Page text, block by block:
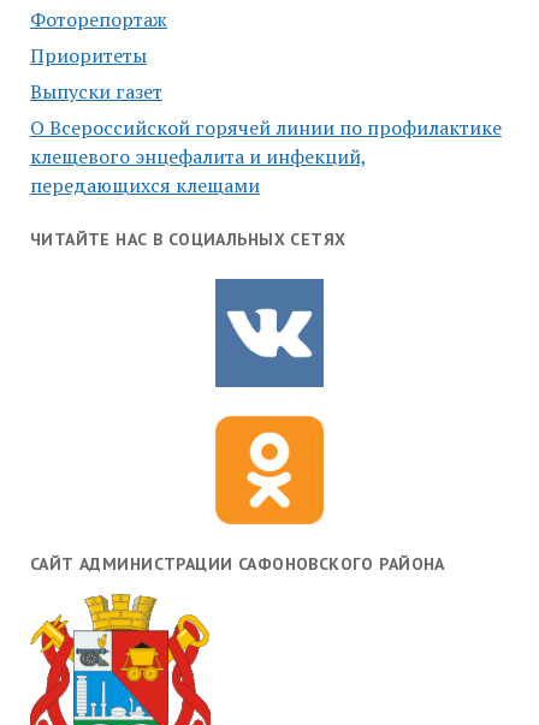
Фоторепортаж
Приоритеты
Выпуски газет
О Всероссийской горячей линии по профилактике
клещевого энцефалита и инфекций,
передающихся клещами
ЧИТАЙТЕ НАС В СОЦИАЛЬНЫХ СЕТЯХ
САЙТ АДМИНИСТРАЦИИ САФОНОВСКОГО РАЙОНА